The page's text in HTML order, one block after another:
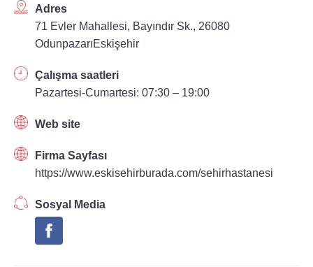
Adres
71 Evler Mahallesi, Bayındır Sk., 26080
OdunpazarıEskişehir
Çalışma saatleri
Pazartesi-Cumartesi: 07:30 – 19:00
Web site
Firma Sayfası
https://www.eskisehirburada.com/sehirhastanesi
Sosyal Media